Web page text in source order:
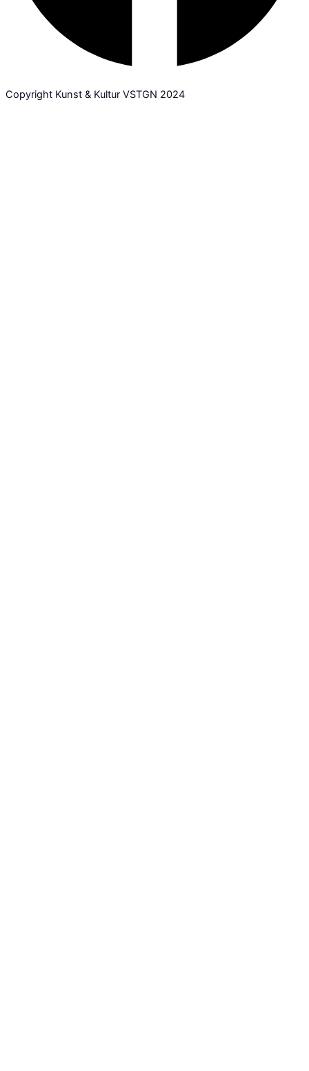
Copyright Kunst & Kultur VSTGN 2024